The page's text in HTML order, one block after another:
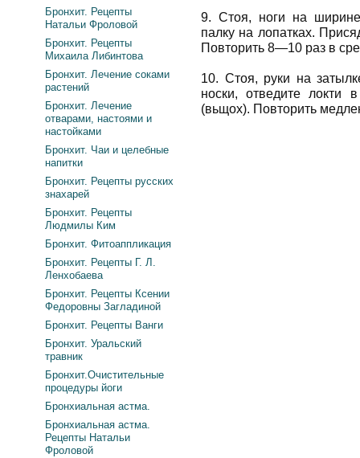
9. Стоя, ноги на ширине
палку на лопатках.
Повторить 8—10 раз в
10. Стоя, руки на
носки, отведите локти
(вьщох). Повторить
Бронхит. Рецепты
Натальи Фроловой
Бронхит. Рецепты
Михаила Либинтова
Бронхит. Лечение соками
растений
Бронхит. Лечение
отварами, настоями и
настойками
Бронхит. Чаи и целебные
напитки
Бронхит. Рецепты русских
знахарей
Бронхит. Рецепты
Людмилы Ким
Бронхит. Фитоаппликация
Бронхит. Рецепты Г. Л.
Ленхобаева
Бронхит. Рецепты Ксении
Федоровны Загладиной
Бронхит. Рецепты Ванги
Бронхит. Уральский
травник
Бронхит.Очистительные
процедуры йоги
Бронхиальная астма.
Бронхиальная астма.
Рецепты Натальи
Фроловой